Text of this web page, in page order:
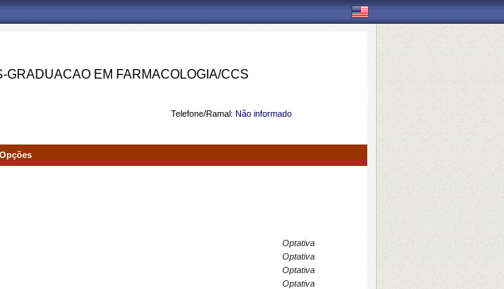
EM FARMACOLOGIA/CCS
Telefone/Ramal: Não informado
Optativa
Optativa
Optativa
Optativa